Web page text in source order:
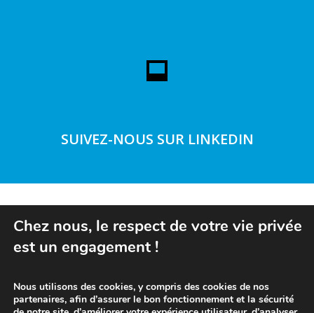
SUIVEZ-NOUS SUR LINKEDIN
Découvrez toutes nos marques
Chez nous, le respect de votre vie privée
est un engagement !
Nous utilisons des cookies, y compris des cookies de nos
partenaires, afin d’assurer le bon fonctionnement et la sécurité